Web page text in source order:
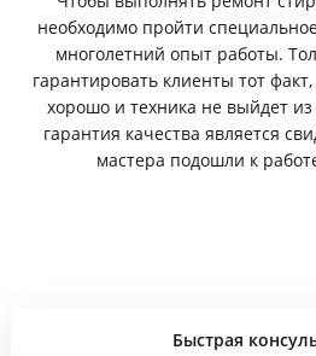
необходимо пройти
многолетний опыт работы.
гарантировать клиенты тот
хорошо и техника не выйдет
гарантия качества является
мастера подошли к
Быстрая